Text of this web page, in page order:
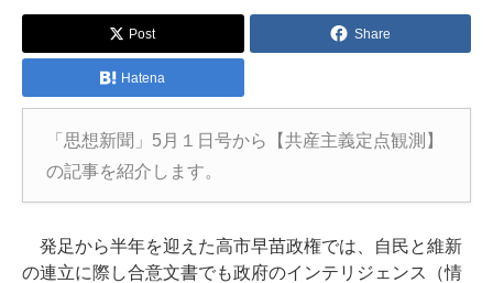
Post Share
Hatena
「思想新聞」5月１日号から【共産主義定点観測】
の記事を紹介します。
発足から半年を迎えた高市早苗政権では、自民と維新
の連立に際し合意文書でも政府のインテリジェンス（情